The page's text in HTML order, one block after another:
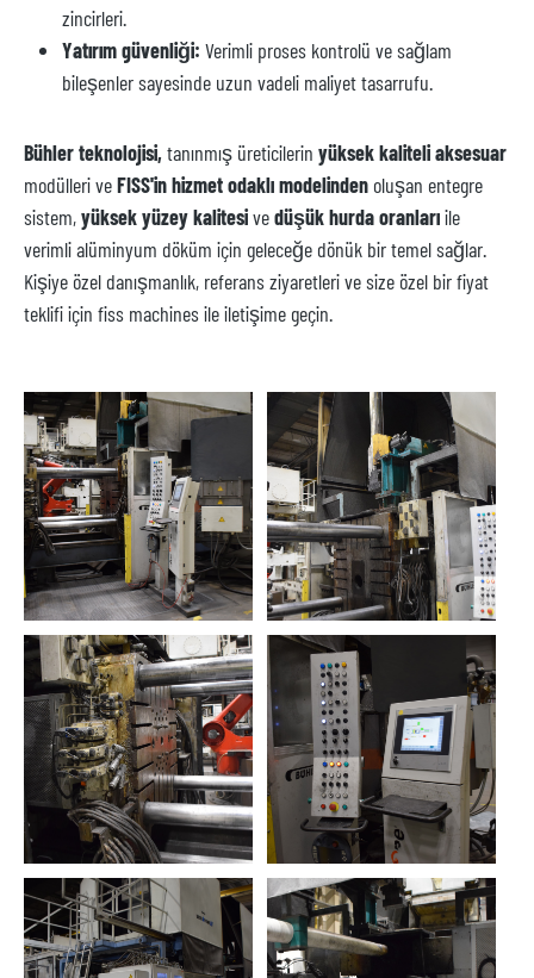
zincirleri.
Yatırım güvenliği: Verimli proses kontrolü ve sağlam
bileşenler sayesinde uzun vadeli maliyet tasarrufu.
Bühler teknolojisi,tanınmış üreticilerin yüksek kaliteliaksesuar
modülleri veFISS'in hizmet odaklı modelinden oluşan entegre
sistem,yüksek yüzey kalitesivedüşük hurda oranlarıile
verimli alüminyum döküm için geleceğe dönük bir temel sağlar.
Kişiye özel danışmanlık, referans ziyaretleri ve size özel bir fiyat
teklifi için fiss machines ile iletişime geçin.